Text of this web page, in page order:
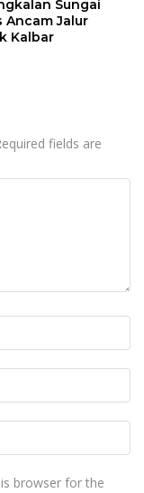
Sungai
Ancam Jalur
Kalbar
fields are
browser for the